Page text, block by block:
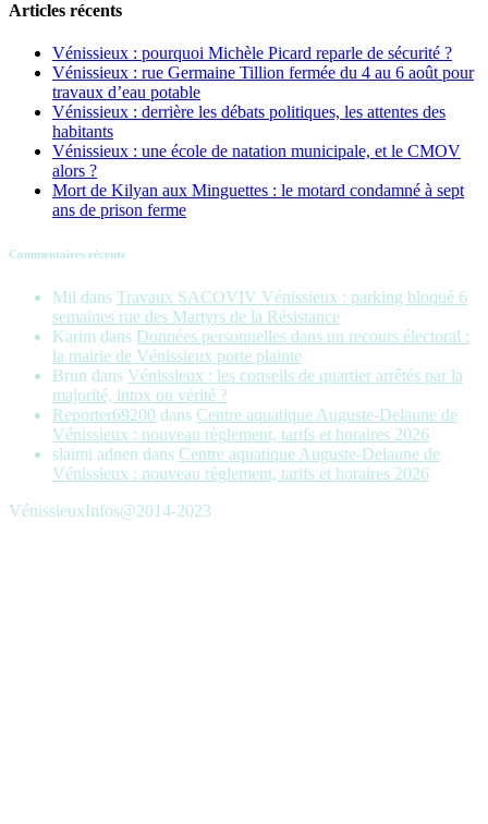
Articles récents
Vénissieux : pourquoi Michèle Picard reparle de sécurité ?
Vénissieux : rue Germaine Tillion fermée du 4 au 6 août pour
travaux d’eau potable
Vénissieux : derrière les débats politiques, les attentes des
habitants
Vénissieux : une école de natation municipale, et le CMOV
alors ?
Mort de Kilyan aux Minguettes : le motard condamné à sept
ans de prison ferme
Commentaires récents
Mil dans Travaux SACOVIV Vénissieux : parking bloqué 6
semaines rue des Martyrs de la Résistance
Karim dans Données personnelles dans un recours électoral :
la mairie de Vénissieux porte plainte
Brun dans Vénissieux : les conseils de quartier arrêtés par la
majorité, intox ou vérité ?
Reporter69200 dans Centre aquatique Auguste-Delaune de
Vénissieux : nouveau règlement, tarifs et horaires 2026
slaimi adnen dans Centre aquatique Auguste-Delaune de
Vénissieux : nouveau règlement, tarifs et horaires 2026
VénissieuxInfos@2014-2023